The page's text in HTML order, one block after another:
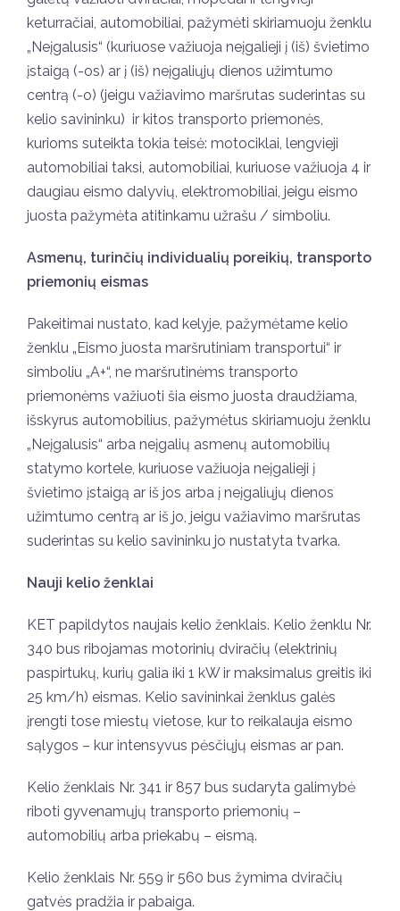
keturračiai, automobiliai, pažymėti skiriamuoju ženklu
„Neįgalusis“ (kuriuose važiuoja neįgalieji į (iš) švietimo
įstaigą (-os) ar į (iš) neįgaliųjų dienos užimtumo
centrą (-o) (jeigu važiavimo maršrutas suderintas su
kelio savininku) ir kitos transporto priemonės,
kurioms suteikta tokia teisė: motociklai, lengvieji
automobiliai taksi, automobiliai, kuriuose važiuoja 4 ir
daugiau eismo dalyvių, elektromobiliai, jeigu eismo
juosta pažymėta atitinkamu užrašu / simboliu.
Asmenų, turinčių individualių poreikių, transporto
priemonių eismas
Pakeitimai nustato, kad kelyje, pažymėtame kelio
ženklu „Eismo juosta maršrutiniam transportui“ ir
simboliu „A+“, ne maršrutinėms transporto
priemonėms važiuoti šia eismo juosta draudžiama,
išskyrus automobilius, pažymėtus skiriamuoju ženklu
„Neįgalusis“ arba neįgalių asmenų automobilių
statymo kortele, kuriuose važiuoja neįgalieji į
švietimo įstaigą ar iš jos arba į neįgaliųjų dienos
užimtumo centrą ar iš jo, jeigu važiavimo maršrutas
suderintas su kelio savininku jo nustatyta tvarka.
Nauji kelio ženklai
KET papildytos naujais kelio ženklais. Kelio ženklu Nr.
340 bus ribojamas motorinių dviračių (elektrinių
paspirtukų, kurių galia iki 1 kW ir maksimalus greitis iki
25 km/h) eismas. Kelio savininkai ženklus galės
įrengti tose miestų vietose, kur to reikalauja eismo
sąlygos – kur intensyvus pėsčiųjų eismas ar pan.
Kelio ženklais Nr. 341 ir 857 bus sudaryta galimybė
riboti gyvenamųjų transporto priemonių –
automobilių arba priekabų – eismą.
Kelio ženklais Nr. 559 ir 560 bus žymima dviračių
gatvės pradžia ir pabaiga.